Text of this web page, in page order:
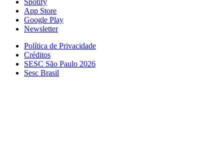
Spotify
App Store
Google Play
Newsletter
Política de Privacidade
Créditos
SESC São Paulo 2026
Sesc Brasil